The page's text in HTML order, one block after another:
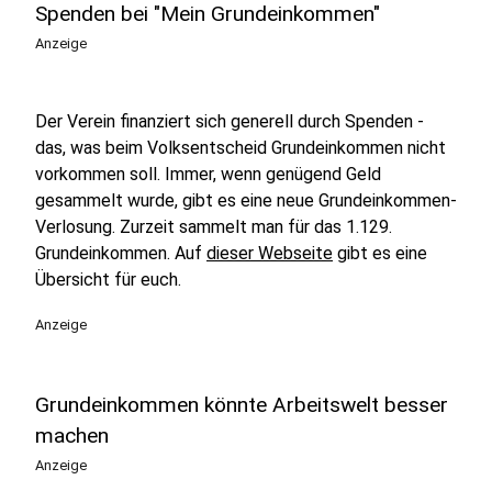
Spenden bei "Mein Grundeinkommen"
Anzeige
Der Verein finanziert sich generell durch Spenden -
das, was beim Volksentscheid Grundeinkommen nicht
vorkommen soll. Immer, wenn genügend Geld
gesammelt wurde, gibt es eine neue Grundeinkommen-
Verlosung. Zurzeit sammelt man für das 1.129.
Grundeinkommen. Auf dieser Webseite gibt es eine
Übersicht für euch.
Anzeige
Grundeinkommen könnte Arbeitswelt besser
machen
Anzeige